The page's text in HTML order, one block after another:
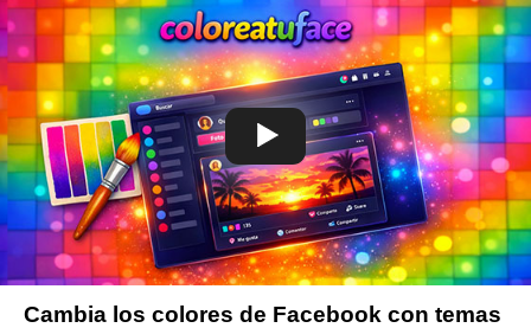
Cambia los colores de Facebook con temas